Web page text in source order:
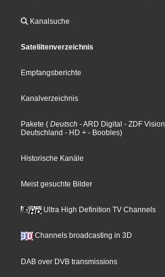
Kanalsuche
Sateliitenverzeichnis
Empfangsberichte
Kanalverzeichnis
Pakete ( Deutsch - ARD Digital - ZDF Vision
Deutschland - HD + - Boobles)
Historische Kanäle
Meist gesuchte Bilder
Ultra High Definition TV Channels
Channels broadcasting in 3D
DAB over DVB transmissions